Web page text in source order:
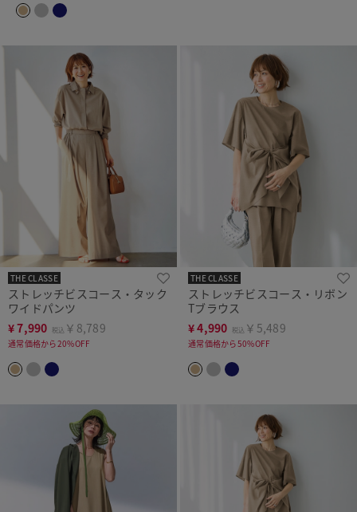
THE CLASSE
ストレッチビスコース・タック
ワイドパンツ
¥7,990 税込 ￥8,789
通常価格から20%OFF
THE CLASSE
ストレッチビスコース・リボン
Tブラウス
¥4,990 税込 ￥5,489
通常価格から50%OFF